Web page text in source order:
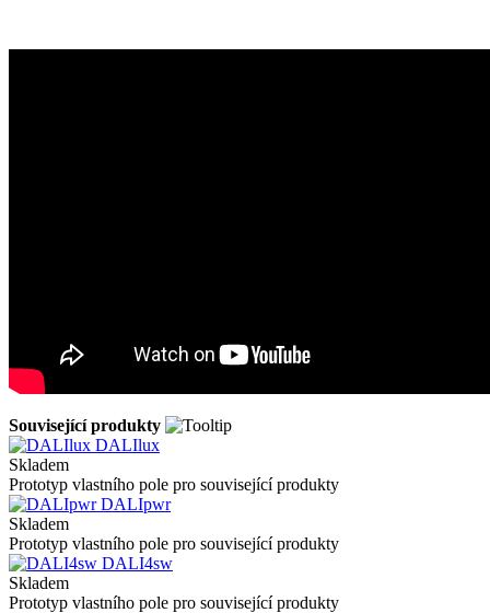
Související produkty
DALIlux
Skladem
Prototyp vlastního pole pro související produkty
DALIpwr
Skladem
Prototyp vlastního pole pro související produkty
DALI4sw
Skladem
Prototyp vlastního pole pro související produkty